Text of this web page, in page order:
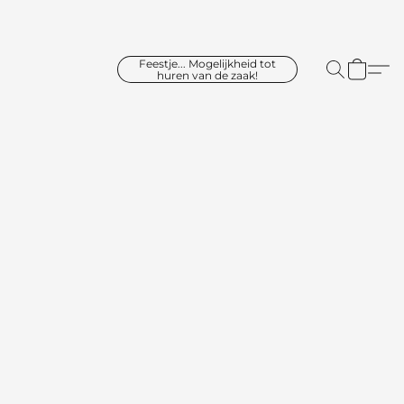
Feestje... Mogelijkheid tot
huren van de zaak!